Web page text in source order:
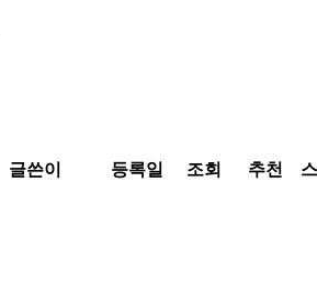
글쓴이 등록일 조회 추천